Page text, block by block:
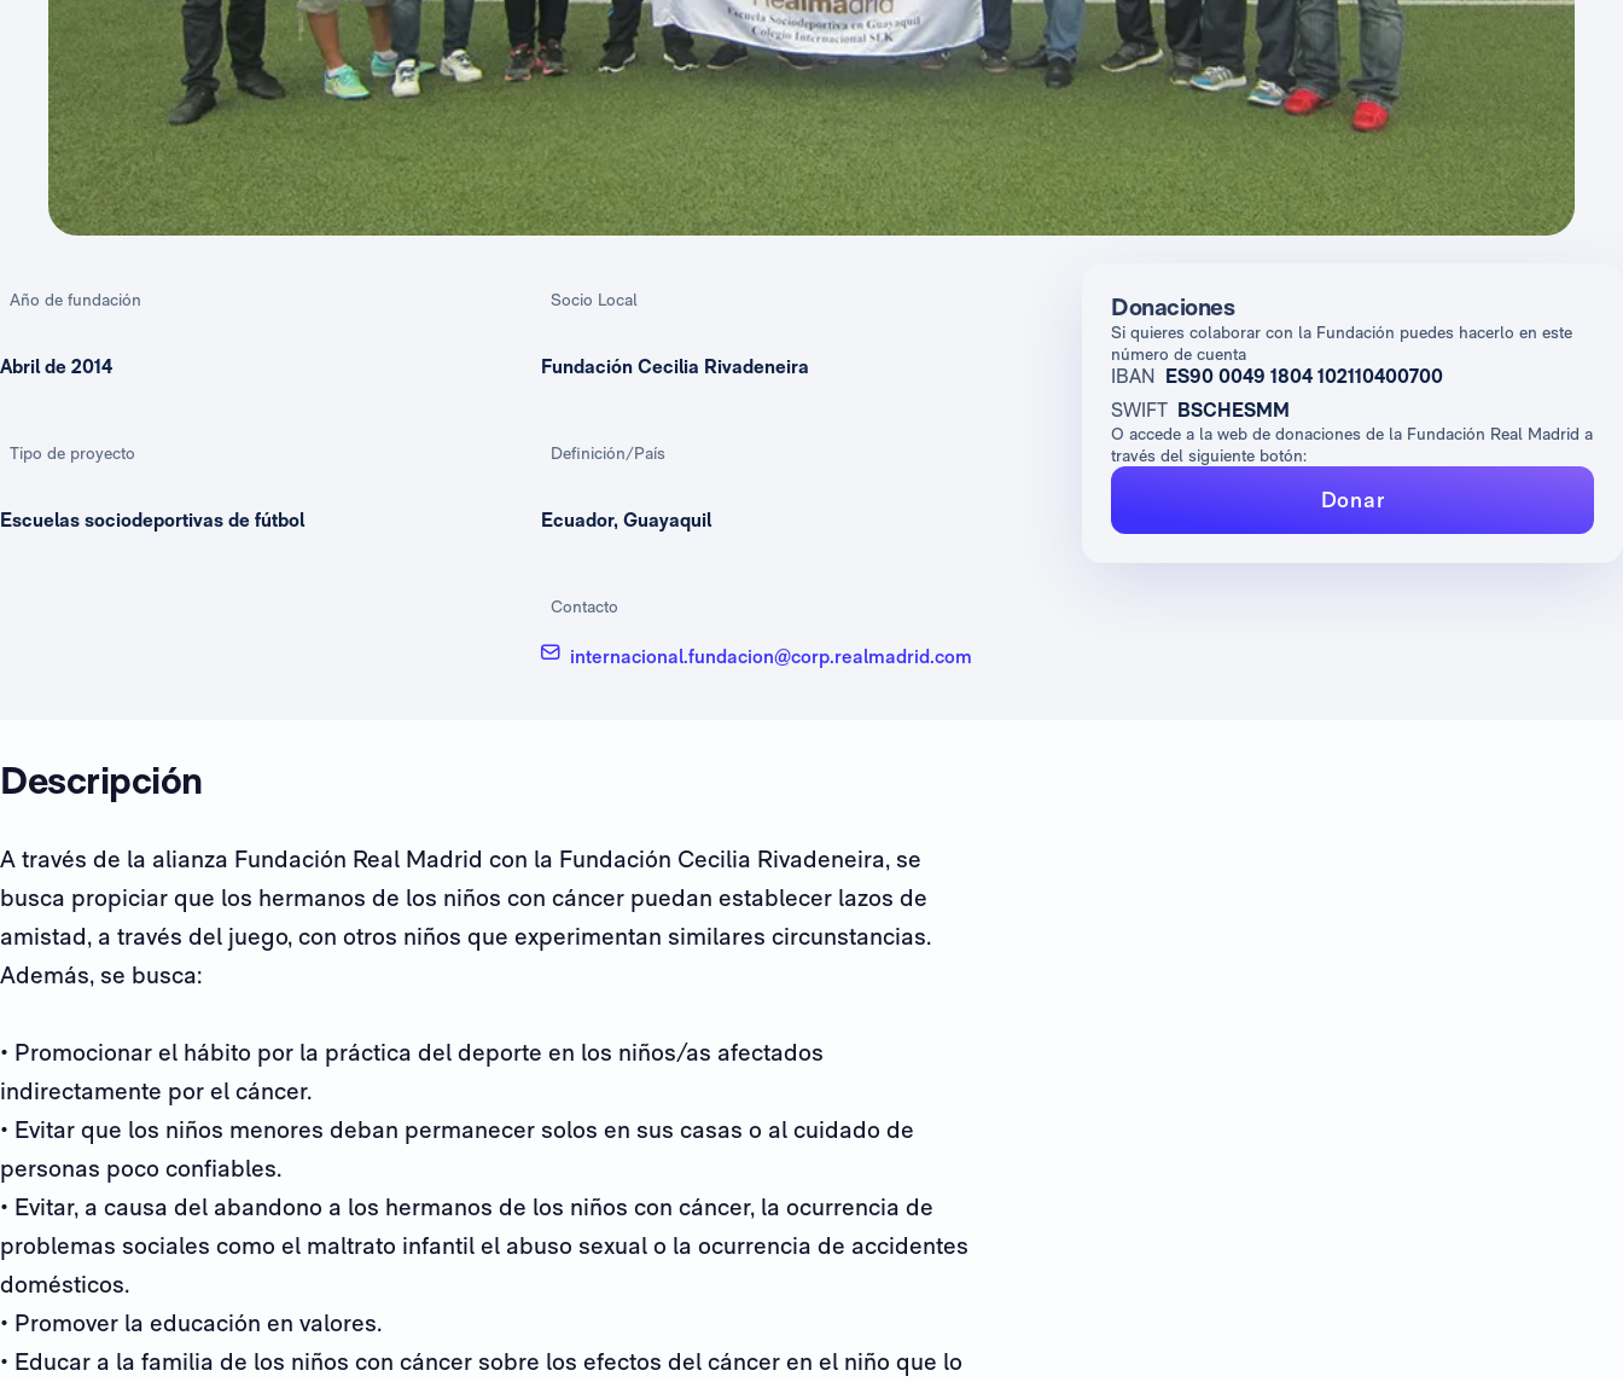
Año de fundación
Abril de 2014
Tipo de proyecto
Escuelas sociodeportivas de fútbol
Socio Local
Fundación Cecilia Rivadeneira
Definición/País
Ecuador, Guayaquil
Contacto
internacional.fundacion@corp.realmadrid.com
Donaciones
Si quieres colaborar con la Fundación puedes hacerlo en este
número de cuenta
IBAN ES90 0049 1804 102110400700
SWIFT BSCHESMM
O accede a la web de donaciones de la Fundación Real Madrid a
través del siguiente botón:
Donar
Descripción
A través de la alianza Fundación Real Madrid con la Fundación Cecilia Rivadeneira, se
busca propiciar que los hermanos de los niños con cáncer puedan establecer lazos de
amistad, a través del juego, con otros niños que experimentan similares circunstancias.
Además, se busca:
• Promocionar el hábito por la práctica del deporte en los niños/as afectados
indirectamente por el cáncer.
• Evitar que los niños menores deban permanecer solos en sus casas o al cuidado de
personas poco confiables.
• Evitar, a causa del abandono a los hermanos de los niños con cáncer, la ocurrencia de
problemas sociales como el maltrato infantil el abuso sexual o la ocurrencia de accidentes
domésticos.
• Promover la educación en valores.
• Educar a la familia de los niños con cáncer sobre los efectos del cáncer en el niño que lo